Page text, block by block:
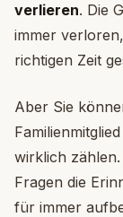
verlieren. Die
immer
richtigen Zeit
Aber Sie
wirklich
Fragen die
für immer